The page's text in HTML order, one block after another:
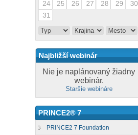
24
25 26 27 28 29
30
31
Najbližší webinár
Nie je naplánovaný žiadny
webinár.
Staršie webináre
PRINCE2® 7
PRINCE2 7 Foundation